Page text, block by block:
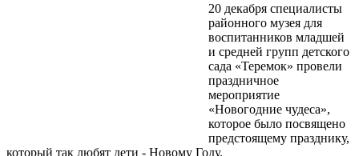
20 декабря специалисты
районного музея для
воспитанников младшей
и средней групп детского
сада «Теремок» провели
праздничное
мероприятие
«Новогодние чудеса»,
которое было посвящено
предстоящему празднику,
который так любят дети - Новому Году.